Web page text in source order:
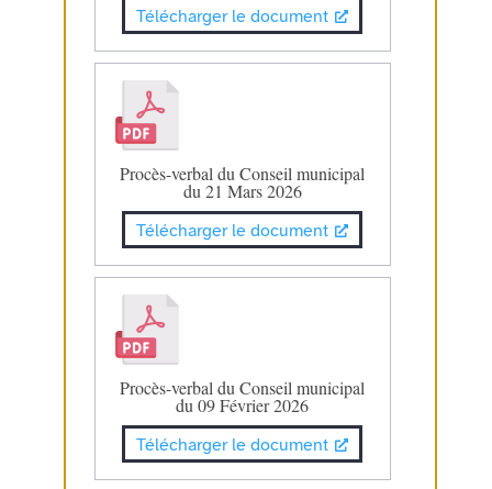
Télécharger le document
Procès-verbal du Conseil municipal
du 21 Mars 2026
Télécharger le document
Procès-verbal du Conseil municipal
du 09 Février 2026
Télécharger le document